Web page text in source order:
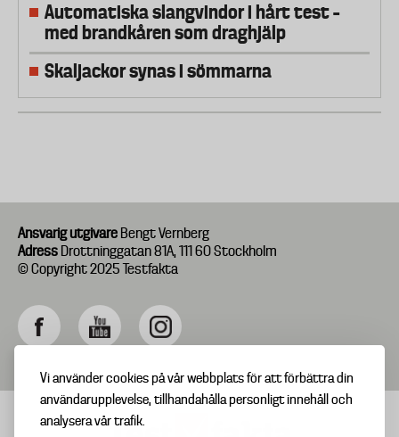
Vi använder cookies på vår webbplats för att förbättra din
användarupplevelse, tillhandahålla personligt innehåll och
analysera vår trafik.
Automatiska slangvindor i hårt test –
med brandkåren som draghjälp
Skaljackor synas i sömmarna
Ansvarig utgivare Bengt Vernberg
Adress Drottninggatan 81A, 111 60 Stockholm
© Copyright 2025 Testfakta